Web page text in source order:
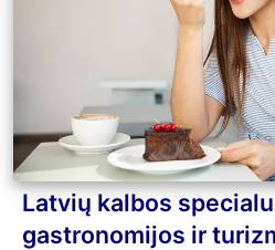
Latvių kalbos
gastronomijos ir